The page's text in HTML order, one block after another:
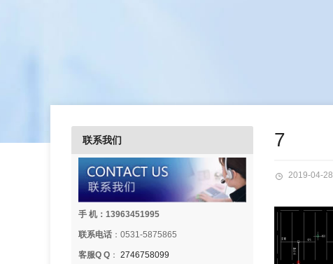
7
2019-04-28
联系我们
手 机：13963451995
联系电话 ：0531-5875865
客服Q Q ： 2746758099